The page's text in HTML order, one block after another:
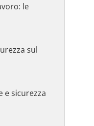
le
sul
e sicurezza